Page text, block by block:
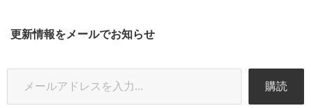
更新情報をメールでお知らせ
購読